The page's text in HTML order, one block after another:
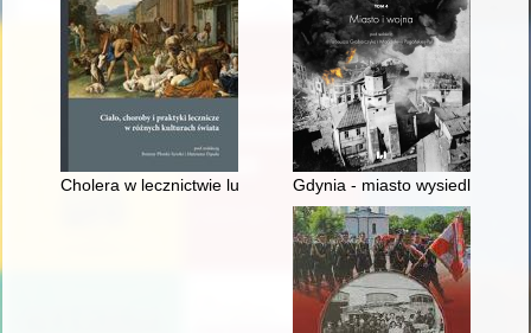
Cholera w lecznictwie ludowym dawnych ziem polskich pod
Gdynia - miasto wysiedlone